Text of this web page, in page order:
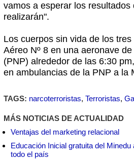
vamos a esperar los
realizarán".
Los cuerpos sin vida de los
Aéreo Nº 8 en una aeronave
(PNP) alrededor de las 6:30
en ambulancias de la PNP a la
TAGS: narcoterroristas, Terroristas,
MÁS NOTICIAS DE ACTUALIDAD
Ventajas del marketing relacional
Educación Inicial gratuita del
todo el país